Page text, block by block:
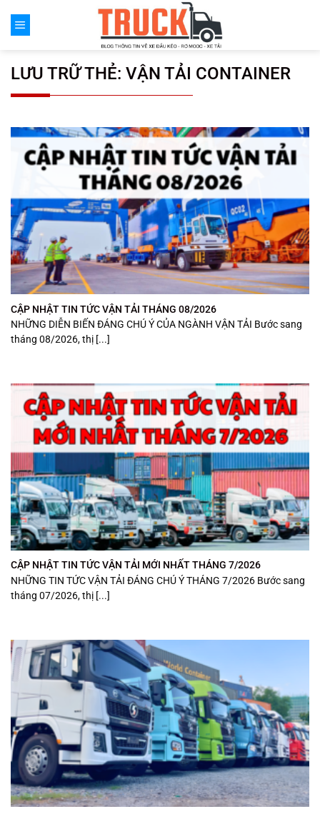
đến
LƯU TRỮ THẺ: VẬN TẢI CONTAINER
CẬP NHẬT TIN TỨC VẬN TẢI THÁNG 08/2026
NHỮNG DIỄN BIẾN ĐÁNG CHÚ Ý CỦA NGÀNH VẬN TẢI Bước sang
tháng 08/2026, thị [...]
CẬP NHẬT TIN TỨC VẬN TẢI MỚI NHẤT THÁNG 7/2026
NHỮNG TIN TỨC VẬN TẢI ĐÁNG CHÚ Ý THÁNG 7/2026 Bước sang
tháng 07/2026, thị [...]